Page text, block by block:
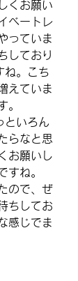
くお願い
ベートレ
っていま
しており
ね。こち
えていま
。
といろん
らなと思
お願いし
すね。
ので、ぜ
ちしてお
感じでま